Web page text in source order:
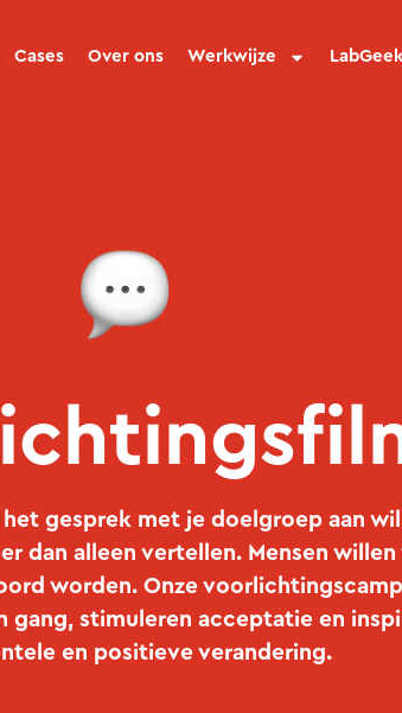
Cases Over ons Werkwijze
gesprek met je doelgroep aan wil
dan alleen vertellen. Mensen willen
worden. Onze
gang, stimuleren acceptatie en
en positieve verandering.